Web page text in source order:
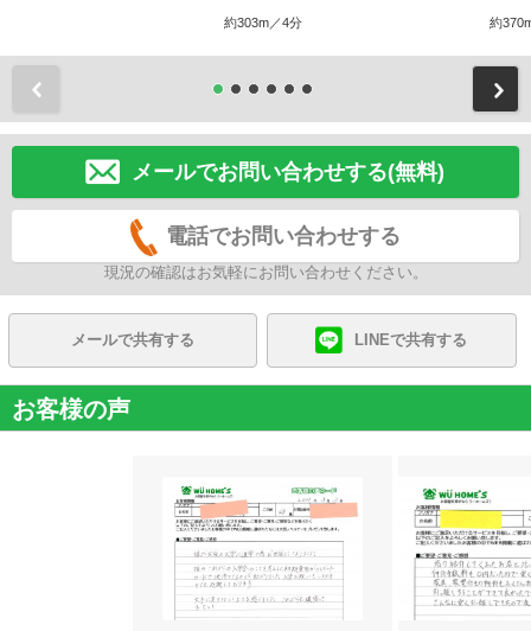
約303m／4分 約
メールでお問い合わせする(無料)
電話でお問い合わせする
現況の確認はお気軽にお問い合わせください。
メールで共有する LINEで共有する
お客様の声